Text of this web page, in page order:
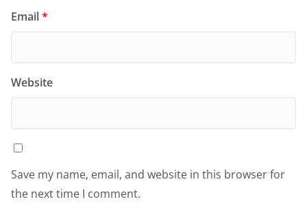
Email*
Website
Save my name, email, and website in this browser for
the next time I comment.